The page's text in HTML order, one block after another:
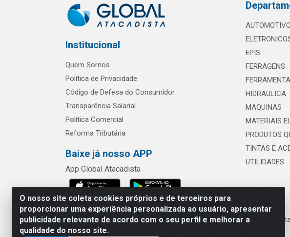
O nosso site coleta cookies próprios e de terceiros para
proporcionar uma experiência personalizada ao usuário, apresentar
publicidade relevante de acordo com o seu perfil e melhorar a
qualidade do nosso site.
Institucional
Quem Somos
Política de Privacidade
Código de Defesa do Consumidor
Transparência Salarial
Política Comercial
Reforma Tributária
Baixe já nosso APP
App Global Atacadista
AUTOMOTIVO
EPIS
FERRAGENS
HIDRAULICA
MAQUINAS
MATERIAIS
PRODUTOS
TINTAS E
UTILIDADES
Rua Chipuê, 117 - S. Miguel